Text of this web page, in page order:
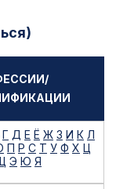
Г Д Е Ё Ж З И К Л
П Р С Т У Ф Х Ц
Э Ю Я